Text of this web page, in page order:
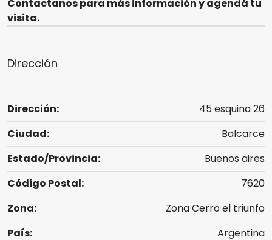
Contactanos para más información y agendá tu
visita.
Dirección
Dirección:
45 esquina 26
Ciudad:
Balcarce
Estado/Provincia:
Buenos aires
Código Postal:
7620
Zona:
Zona Cerro el triunfo
País:
Argentina